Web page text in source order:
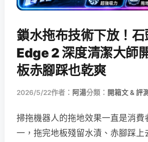
鎖水拖布技術下放！
Edge 2 深度清潔大師
板赤腳踩也乾爽
2026/5/22作者： 阿湯分類： 開箱文 & 評測
掃拖機器人的拖地效果一直是消費
一，拖完地板殘留水漬、赤腳踩上